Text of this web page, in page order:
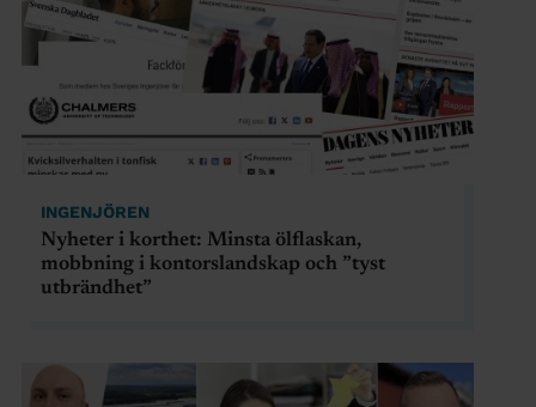
INGENJÖREN
Nyheter i korthet: Minsta ölflaskan,
mobbning i kontorslandskap och ”tyst
utbrändhet”